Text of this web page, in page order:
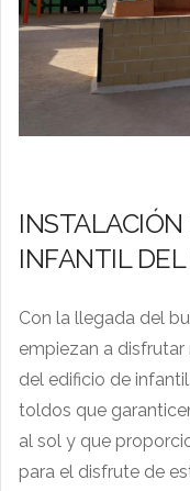
INFANTIL
Con la llegada del
empiezan a
del edificio de
toldos que
al sol y que
para el disfrute de